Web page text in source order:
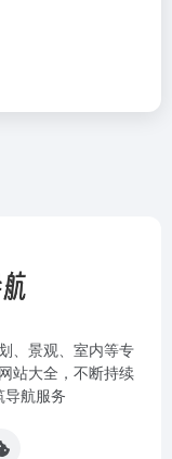
、景观、室内等专
站大全，不断持续
航服务